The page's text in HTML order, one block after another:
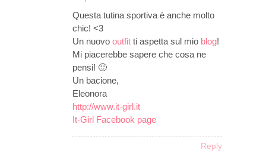
Questa tutina sportiva è anche molto
chic! <3
Un nuovo outfit ti aspetta sul mio blog!
Mi piacerebbe sapere che cosa ne
pensi! 🙂
Un bacione,
Eleonora
http://www.it-girl.it
It-Girl Facebook page
Reply